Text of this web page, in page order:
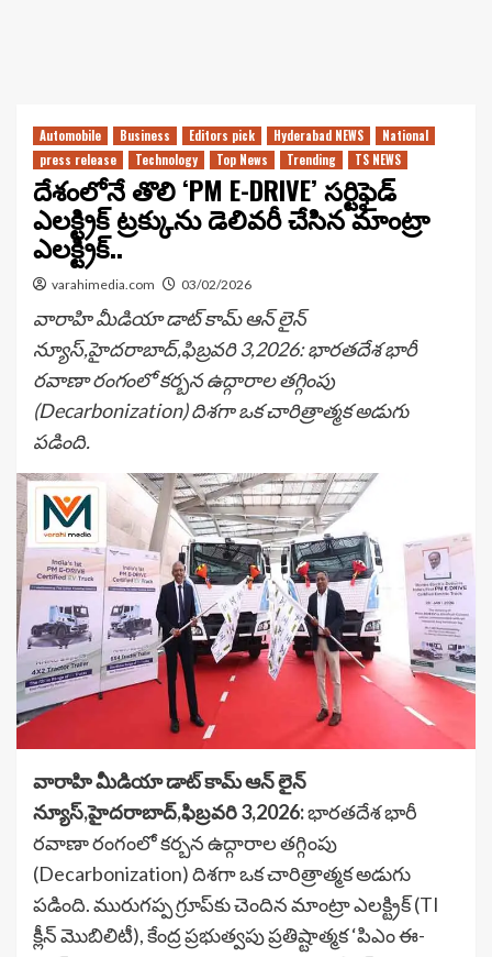
Automobile Business Editors pick Hyderabad NEWS
National
press release
Technology Top News Trending TS NEWS
దేశంలోనే తొలి ‘PM E-DRIVE’ సర్టిఫైడ్
ఎలక్ట్రిక్ ట్రక్కును డెలివరీ చేసిన మాంట్రా
ఎలక్ట్రిక్..
varahimedia.com 03/02/2026
వారాహి మీడియా డాట్ కామ్ ఆన్ లైన్
న్యూస్,హైదరాబాద్,ఫిబ్రవరి 3,2026: భారతదేశ భారీ
రవాణా రంగంలో కర్బన ఉద్గారాల తగ్గింపు
(Decarbonization) దిశగా ఒక చారిత్రాత్మక అడుగు
పడింది.
వారాహి మీడియా డాట్ కామ్ ఆన్ లైన్
న్యూస్,హైదరాబాద్,ఫిబ్రవరి 3,2026:భారతదేశ భారీ
రవాణా రంగంలో కర్బన ఉద్గారాల తగ్గింపు
(Decarbonization) దిశగా ఒక చారిత్రాత్మక అడుగు
పడింది. మురుగప్ప గ్రూప్‌కు చెందిన మాంట్రా ఎలక్ట్రిక్ (TI
క్లీన్ మొబిలిటీ), కేంద్ర ప్రభుత్వపు ప్రతిష్టాత్మక ‘పిఎం ఈ-